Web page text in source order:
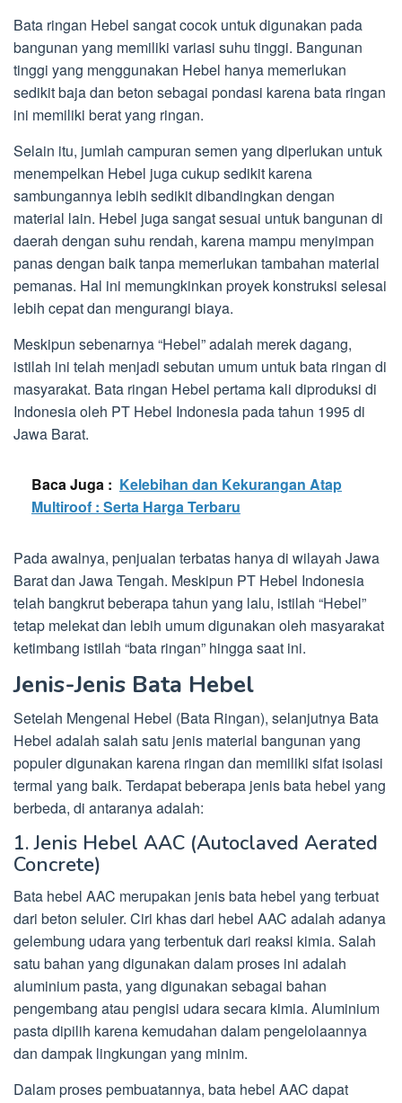
Bata ringan Hebel sangat cocok untuk digunakan pada
bangunan yang memiliki variasi suhu tinggi. Bangunan
tinggi yang menggunakan Hebel hanya memerlukan
sedikit baja dan beton sebagai pondasi karena bata ringan
ini memiliki berat yang ringan.
Selain itu, jumlah campuran semen yang diperlukan untuk
menempelkan Hebel juga cukup sedikit karena
sambungannya lebih sedikit dibandingkan dengan
material lain. Hebel juga sangat sesuai untuk bangunan di
daerah dengan suhu rendah, karena mampu menyimpan
panas dengan baik tanpa memerlukan tambahan material
pemanas. Hal ini memungkinkan proyek konstruksi selesai
lebih cepat dan mengurangi biaya.
Meskipun sebenarnya “Hebel” adalah merek dagang,
istilah ini telah menjadi sebutan umum untuk bata ringan di
masyarakat. Bata ringan Hebel pertama kali diproduksi di
Indonesia oleh PT Hebel Indonesia pada tahun 1995 di
Jawa Barat.
Baca Juga : Kelebihan dan Kekurangan Atap
Multiroof : Serta Harga Terbaru
Pada awalnya, penjualan terbatas hanya di wilayah Jawa
Barat dan Jawa Tengah. Meskipun PT Hebel Indonesia
telah bangkrut beberapa tahun yang lalu, istilah “Hebel”
tetap melekat dan lebih umum digunakan oleh masyarakat
ketimbang istilah “bata ringan” hingga saat ini.
Jenis-Jenis Bata Hebel
Setelah Mengenal Hebel (Bata Ringan), selanjutnya Bata
Hebel adalah salah satu jenis material bangunan yang
populer digunakan karena ringan dan memiliki sifat isolasi
termal yang baik. Terdapat beberapa jenis bata hebel yang
berbeda, di antaranya adalah:
1. Jenis Hebel AAC (Autoclaved Aerated
Concrete)
Bata hebel AAC merupakan jenis bata hebel yang terbuat
dari beton seluler. Ciri khas dari hebel AAC adalah adanya
gelembung udara yang terbentuk dari reaksi kimia. Salah
satu bahan yang digunakan dalam proses ini adalah
aluminium pasta, yang digunakan sebagai bahan
pengembang atau pengisi udara secara kimia. Aluminium
pasta dipilih karena kemudahan dalam pengelolaannya
dan dampak lingkungan yang minim.
Dalam proses pembuatannya, bata hebel AAC dapat